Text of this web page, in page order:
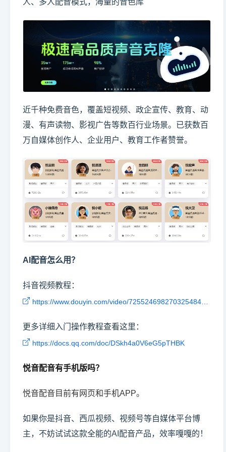
近千种免费音色，覆盖短视频、政企宣传、教育、动
漫、有声读物、影视广告等数百行业场景。已获数百
万自媒体创作人、企业用户、教育工作者赞誉。
AI配音怎么用？
抖音视频教程：
https://www.douyin.com/video/7255246982703254843。
更多详细入门操作教程查看这里：
https://docs.qq.com/doc/DSkh4a0V6eG5pTHBK
悦音配音有手机版吗？
悦音配音目前有网页和手机APP。
如果你是抖音、西瓜视频、视频号等自媒体平台博
主，不妨试试这款全能的AI配音产品，效率嘎嘎的！